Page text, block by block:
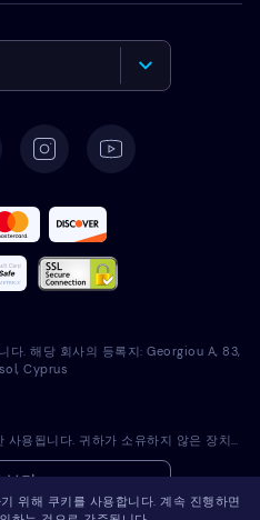
다. 해당 회사의 등록지: Georgiou A, 83,
Cyprus
Eyezy 소프트웨어는 합법적인 용도로만 사용됩니다. 귀하가 소유하지 않은 장치에 라이선스 소프트웨어를 설치하는 것은 해당 법률 및 현지 관할 법률을 위반하는 것입니다. 법에 따라 일반적으로 라이선스 소프트웨어를 설치하려는 장치의 소유자에게 이를 통지해야 합니다. 이 요건을 위반하면 위반자에게 심각한 금전적 및 형사적 처벌이 부과될 수 있습니다. 귀하는 라이센스 소프트웨어를 설치 및 사용하기 전에 귀하의 관할권 내에서 라이센스 소프트웨어 사용의 적법성과 관련하여 자신의 법률 고문과 상의해야 합니다. 라이선스 소프트웨어를 해당 장치에 설치하는 것에 대한 책임은 전적으로 귀하에게 있으며, Eyezy는 이에 대해 책임을 지지 않음을 인지하고 있습니다.
보기
위해 쿠키를 사용합니다. 계속 진행하면